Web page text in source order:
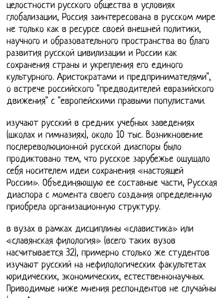
целостности русского общества в условиях
глобализации, Россия заинтересована в русском мире
не только как в ресурсе своей внешней политики,
научного и образовательного пространства во благо
развития русской цивилизации и России как
сохранения страны и укрепления его единого
культурного. Аристократами и предпринимателями",
о встрече российского "предводителей евразийского
движения" с "европейскими правыми популистами.
изучают русский в средних учебных заведениях
(школах и гимназиях), около 10 тыс. Возникновение
послереволюционной русской диаспоры было
продиктовано тем, что русское зарубежье ощущало
себя носителем идеи сохранения «настоящей
России». Объединяющую ее составные части, Русская
диаспора с момента своего создания определенную
приобрела организационную структуру.
в вузах в рамках дисциплины «славистика» или
«славянская филология» (всего таких вузов
насчитывается 32), примерно столько же студентов
изучают русский на нефилологических факультетах
юридических, экономических, естественнонаучных.
Приводимые ниже мнения респондентов не случайны